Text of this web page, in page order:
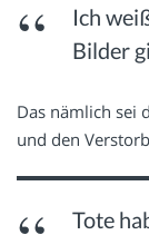
Ich
Bilder
Das nämlich sei
und den
Tote